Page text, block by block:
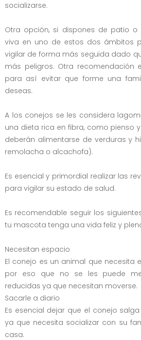
socializarse.
Otra opción, si dispones de patio o
viva en uno de estos dos ámbitos
vigilar de forma más seguida dado
más peligros. Otra recomendación
para así evitar que forme una
deseas.
A los conejos se les considera
una dieta rica en fibra, como pienso
deberán alimentarse de verduras y
remolacha o alcachofa).
Es esencial y primordial realizar las
para vigilar su estado de salud.
Es recomendable seguir los
tu mascota tenga una vida feliz y
Necesitan espacio
El conejo es un animal que necesita
por eso que no se les puede
reducidas ya que necesitan moverse.
Sacarle a diario
Es esencial dejar que el conejo
ya que necesita socializar con su
casa.